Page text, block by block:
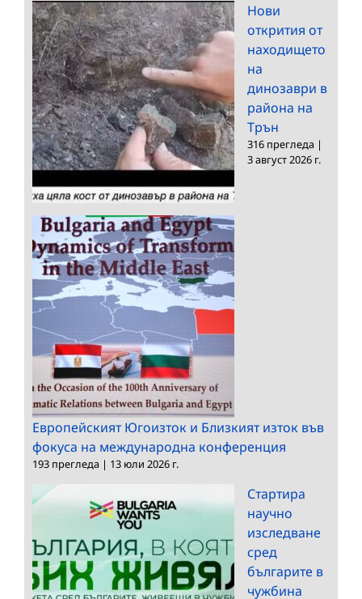
Нови
открития от
находището
на
динозаври в
района на
Трън
316 прегледа |
3 август 2026 г.
Европейският Югоизток и Близкият изток във
фокуса на международна конференция
193 прегледа | 13 юли 2026 г.
Стартира
научно
изследване
сред
българите в
чужбина